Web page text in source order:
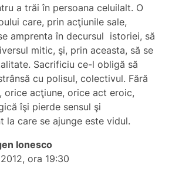
a trăi în persoana celuilalt. O
care, prin acţiunile sale,
amprenta în decursul istoriei, să
mitic, şi, prin aceasta, să se
Sacrificiu ce-l obligă să
cu polisul, colectivul. Fără
orice acţiune, orice act eroic,
îşi pierde sensul şi
la care se ajunge este vidul.
Ionesco
ora 19:30